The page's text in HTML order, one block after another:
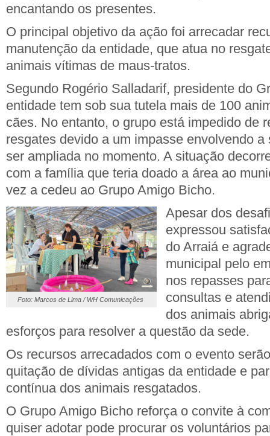
encantando os presentes.
O principal objetivo da ação foi arrecadar
manutenção da entidade, que atua no
animais vítimas de maus-tratos.
Segundo Rogério Salladarif, presidente do
entidade tem sob sua tutela mais de 100
cães. No entanto, o grupo está impedido de
resgates devido a um impasse envolvendo a
ser ampliada no momento. A situação
com a família que teria doado a área ao
vez a cedeu ao Grupo Amigo Bicho.
Foto: Marcos de Lima / WH Comunicações
Apesar dos
expressou
do Arraiá e
municipal pelo
nos repasses
consultas e
dos animais
esforços para resolver a questão da sede.
Os recursos arrecadados com o evento
quitação de dívidas antigas da entidade e
contínua dos animais resgatados.
O Grupo Amigo Bicho reforça o convite à
quiser adotar pode procurar os voluntários